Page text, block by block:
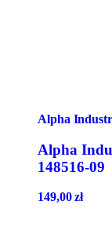
Alpha
Alpha
148516-09
149,00zł